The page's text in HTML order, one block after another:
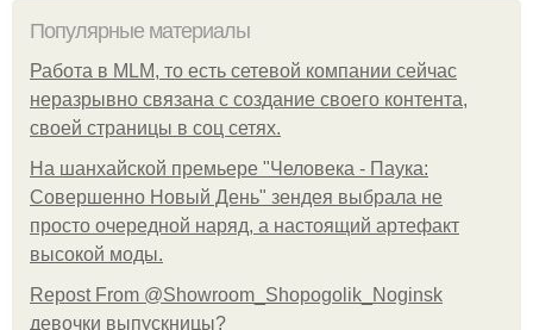
Популярные материалы
Работа в MLM, то есть сетевой компании сейчас
неразрывно связана с создание своего контента,
своей страницы в соц сетях.
На шанхайской премьере "Человека - Паука:
Совершенно Новый День" зендея выбрала не
просто очередной наряд, а настоящий артефакт
высокой моды.
Repost From @Showroom_Shopogolik_Noginsk
девочки выпускницы?